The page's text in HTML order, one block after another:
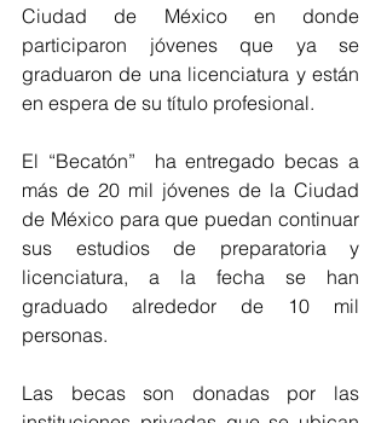
Ciudad de México en donde
participaron jóvenes que ya se
graduaron de una licenciatura y están
en espera de su título profesional.
El “Becatón”  ha entregado becas a
más de 20 mil jóvenes de la Ciudad
de México para que puedan continuar
sus estudios de preparatoria y
licenciatura, a la fecha se han
graduado alrededor de 10 mil
personas.
Las becas son donadas por las